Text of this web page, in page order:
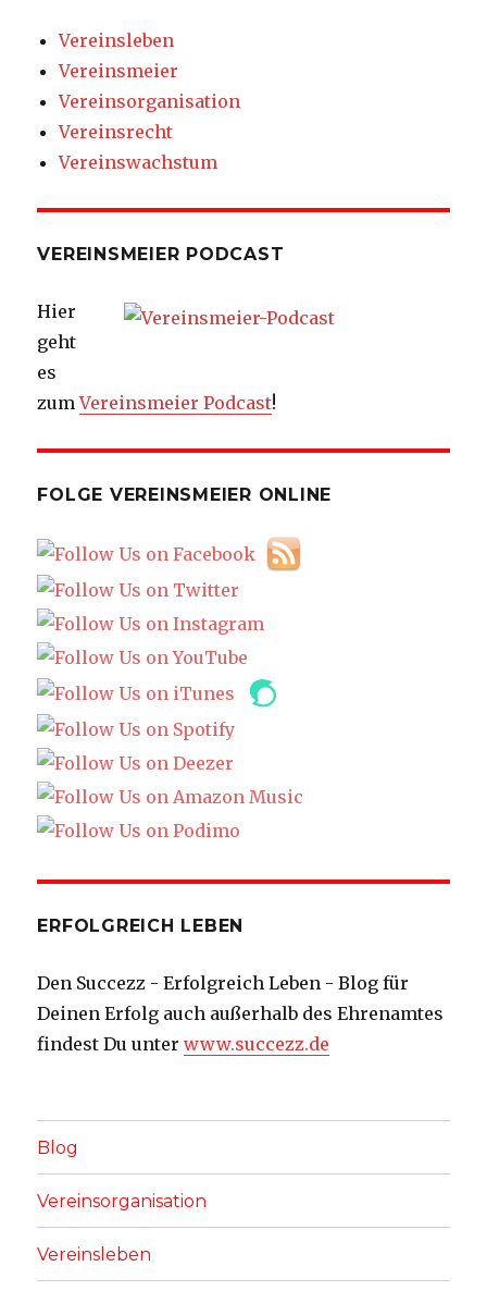
Vereinsleben
Vereinsmeier
Vereinsorganisation
Vereinsrecht
Vereinswachstum
VEREINSMEIER PODCAST
Hier
geht
es
zumVereinsmeier Podcast!
FOLGE VEREINSMEIER ONLINE
ERFOLGREICH LEBEN
Den Succezz - Erfolgreich Leben - Blog für
Deinen Erfolg auch außerhalb des Ehrenamtes
findest Du unterwww.succezz.de
Blog
Vereinsorganisation
Vereinsleben